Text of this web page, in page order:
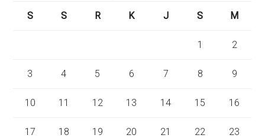
S
S R K J S M
1 2
3 4 5 6 7 8 9
10 11 12 13 14 15 16
17 18 19 20 21 22 23